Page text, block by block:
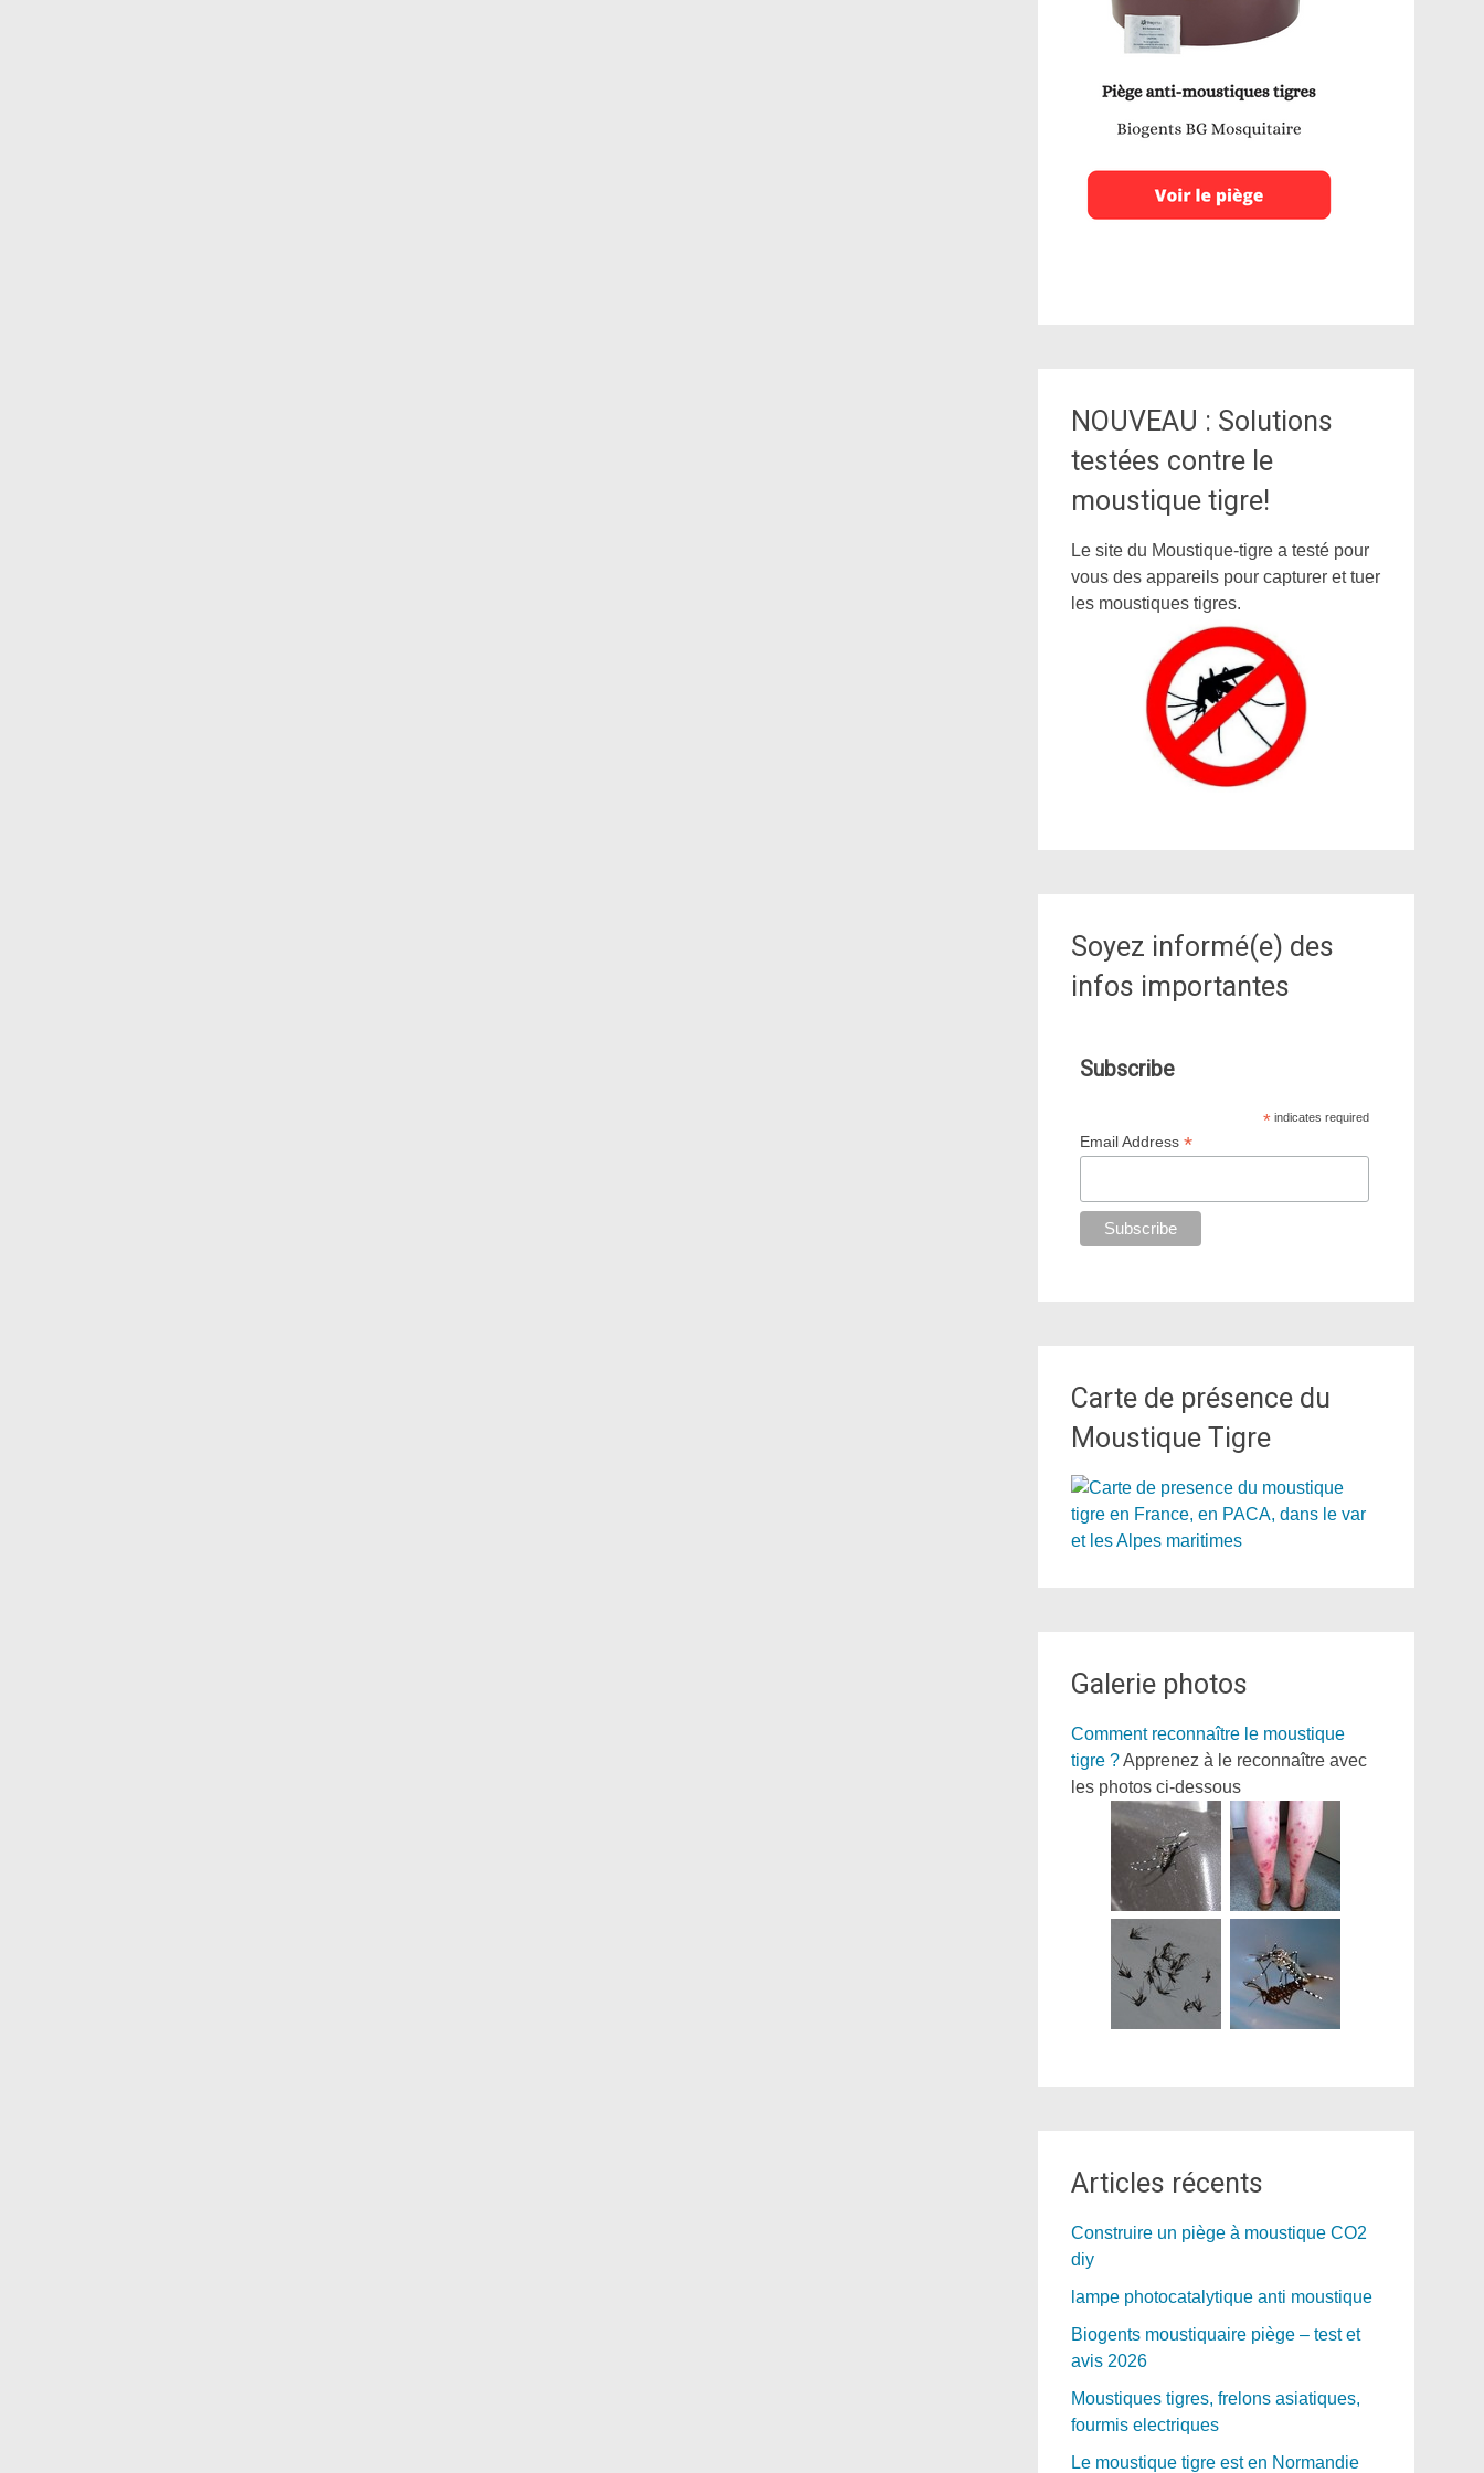
NOUVEAU : Solutions
testées contre le
moustique tigre!
Le site du Moustique-tigre a testé pour
vous des appareils pour capturer et tuer
les moustiques tigres.
Soyez informé(e) des
infos importantes
Subscribe
* indicates required
Email Address*
Carte de présence du
Moustique Tigre
Galerie photos
Comment reconnaître le moustique
tigre ?Apprenez à le reconnaître avec
les photos ci-dessous
Articles récents
Construire un piège à moustique CO2
diy
lampe photocatalytique anti moustique
Biogents moustiquaire piège – test et
avis 2026
Moustiques tigres, frelons asiatiques,
fourmis electriques
Le moustique tigre est en Normandie